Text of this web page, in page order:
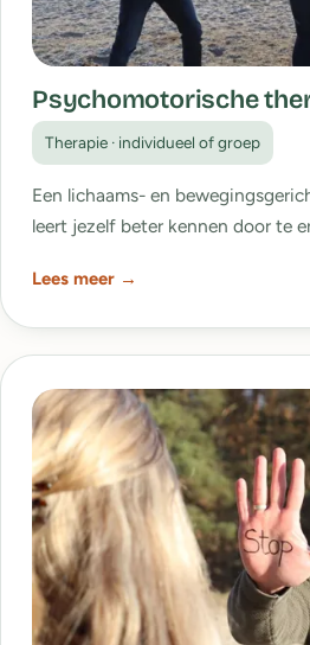
Psychomotorische
Therapie · individueel of groep
Een lichaams- en
leert jezelf beter kennen door te
Lees meer →